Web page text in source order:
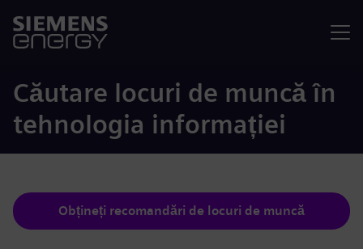
Căutare locuri de muncă în
tehnologia informației
Obțineți recomandări de locuri de muncă